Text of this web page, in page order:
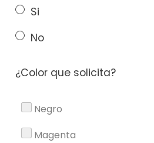
Si
No
¿Color que solicita?
Negro
Magenta